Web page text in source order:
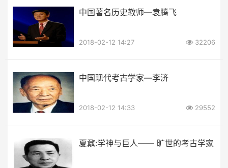
中国著名历史教师—袁腾飞
2018-02-12 14:27 32206
中国现代考古学家—李济
2018-02-12 14:33 29552
夏鼐:学神与巨人—— 旷世的考古学家